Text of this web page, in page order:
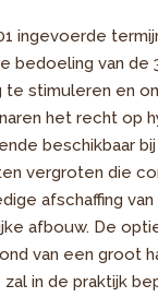
ingevoerde
bedoeling van
te stimuleren en
het recht op
beschikbaar
vergroten die
afschaffing
afbouw. De
van een groot
in de praktijk